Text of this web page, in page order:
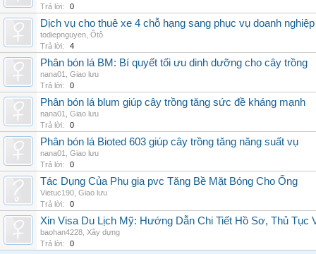
Trả lời:
0
Dịch vụ cho thuê xe 4 chỗ hạng sang phục vụ doanh
todiepnguyen Ôtô
Trả lời:
4
Phân bón lá BM: Bí quyết tối ưu dinh dưỡng cho cây trồng
nana01
Giao lưu
Trả lời:
0
Phân bón lá blum giúp cây trồng tăng sức đề kháng mạnh
nana01
Giao lưu
Trả lời:
0
Phân bón lá Bioted 603 giúp cây trồng tăng năng suất vụ
nana01
Giao lưu
Trả lời:
0
Tác Dụng Của Phụ gia pvc Tăng Bề Mặt Bóng Cho Ống
Vietuc190 Giao lưu
Trả lời:
0
Xin Visa Du Lịch Mỹ: Hướng Dẫn Chi Tiết Hồ Sơ, Thủ Tục
baohan4228 Xây dựng
Trả lời:
0